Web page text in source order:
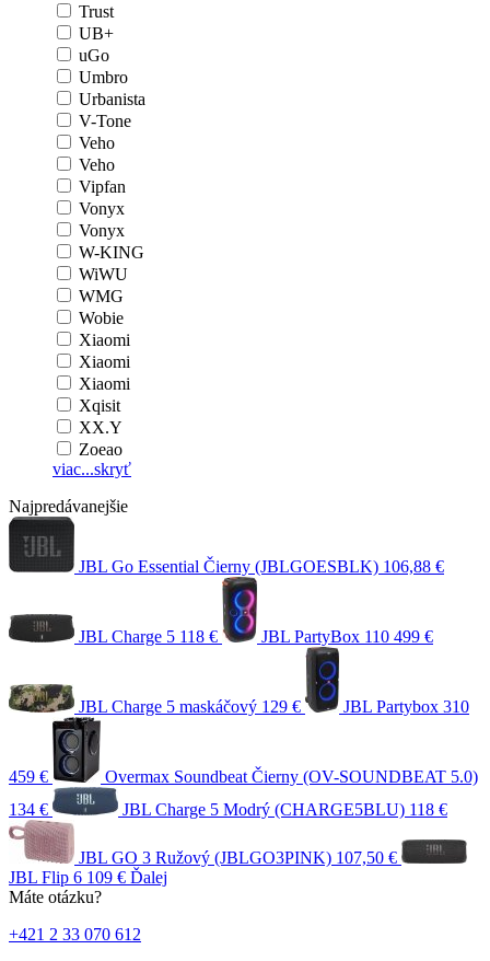
Trust
UB+
uGo
Umbro
Urbanista
V-Tone
Veho
Veho
Vipfan
Vonyx
Vonyx
W-KING
WiWU
WMG
Wobie
Xiaomi
Xiaomi
Xiaomi
Xqisit
XX.Y
Zoeao
viac...skryť
Najpredávanejšie
JBL Go Essential Čierny (JBLGOESBLK) 106,88 €
JBL Charge 5 118 € JBL PartyBox 110 499 €
JBL Charge 5 maskáčový 129 € JBL Partybox 310
459 €
Overmax Soundbeat Čierny (OV-SOUNDBEAT 5.0)
134 €
JBL Charge 5 Modrý (CHARGE5BLU) 118 €
JBL GO 3 Ružový (JBLGO3PINK) 107,50 €
JBL Flip 6 109 € Ďalej
Máte otázku?
+421 2 33 070 612